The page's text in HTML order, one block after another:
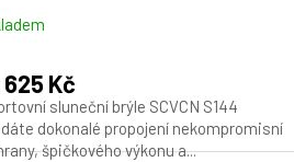
625 Kč
sluneční brýle SCVCN S144
dokonalé propojení nekompromisní
špičkového výkonu a...